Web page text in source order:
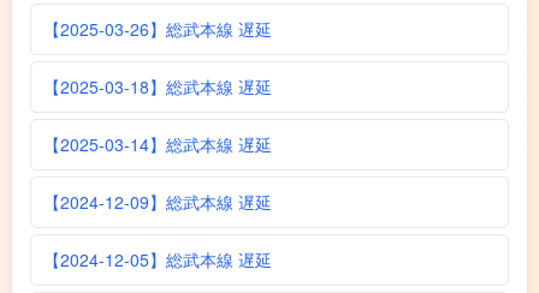
【2025-03-26】総武本線 遅延
【2025-03-18】総武本線 遅延
【2025-03-14】総武本線 遅延
【2024-12-09】総武本線 遅延
【2024-12-05】総武本線 遅延